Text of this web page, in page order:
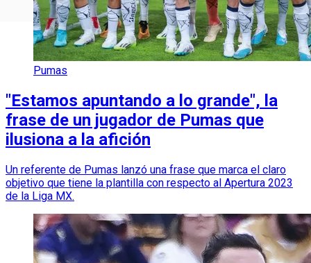
Pumas
"Estamos apuntando a lo grande", la
frase de un jugador de Pumas que
ilusiona a la afición
Un referente de Pumas lanzó una frase que marca el claro
objetivo que tiene la plantilla con respecto al Apertura 2023
de la Liga MX.